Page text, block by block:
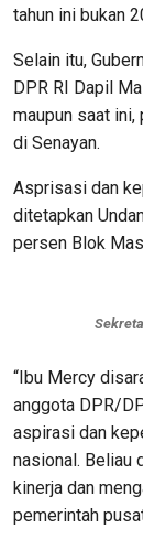
tahun ini bukan
Selain itu,
DPR RI Dapil
maupun saat
di Senayan.
Asprisasi dan
ditetapkan
persen Blok
“Ibu Mercy
anggota DPR/
aspirasi dan
nasional. Beliau
kinerja dan
pemerintah